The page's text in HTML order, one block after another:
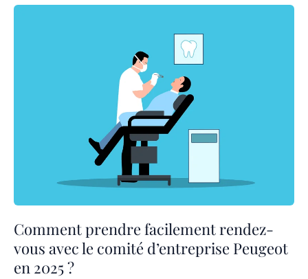
Comment prendre facilement rendez-
vous avec le comité d’entreprise Peugeot
en 2025 ?